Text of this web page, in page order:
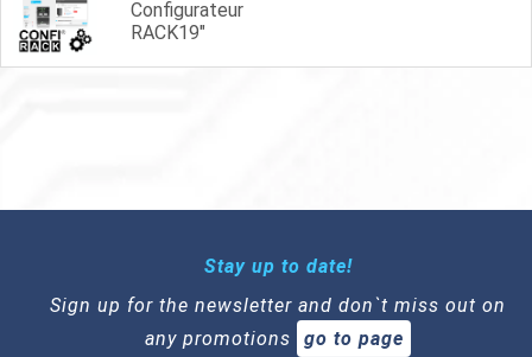
Configurateur
RACK19"
Stay up to date!
Sign up for the newsletter and don`t miss out on
any promotions
go to page